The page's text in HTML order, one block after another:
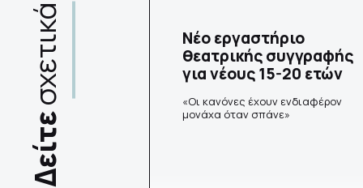
Δείτε
σχετικά
Νέο εργαστήριο
θεατρικής συγγραφής
για νέους 15-20 ετών
«Οι κανόνες έχουν ενδιαφέρον
μονάχα όταν σπάνε»